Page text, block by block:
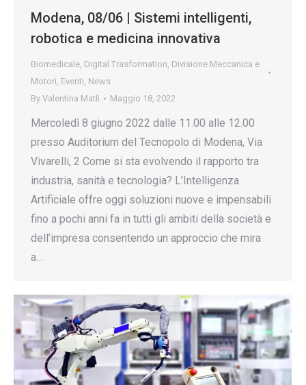
Modena, 08/06 | Sistemi intelligenti,
robotica e medicina innovativa
Biomedicale, Digital Trasformation, Divisione Meccanica e
Motori, Eventi, News
By Valentina Matli Maggio 18, 2022
Mercoledì 8 giugno 2022 dalle 11.00 alle 12.00
presso Auditorium del Tecnopolo di Modena, Via
Vivarelli, 2 Come si sta evolvendo il rapporto tra
industria, sanità e tecnologia? L’Intelligenza
Artificiale offre oggi soluzioni nuove e impensabili
fino a pochi anni fa in tutti gli ambiti della società e
dell’impresa consentendo un approccio che mira
a…